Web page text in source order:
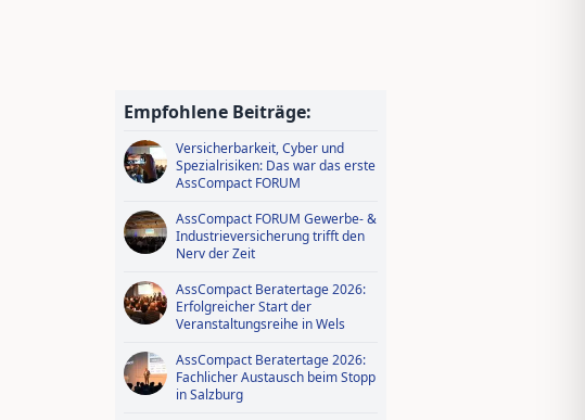
Empfohlene Beiträge:
AssCompact Live TV
Versicherbarkeit, Cyber und
Spezialrisiken: Das war das erste
AssCompact FORUM
AssCompact FORUM Gewerbe- &
Industrieversicherung trifft den
Nerv der Zeit
AssCompact Beratertage 2026:
Erfolgreicher Start der
Veranstaltungsreihe in Wels
AssCompact Beratertage 2026:
Fachlicher Austausch beim Stopp
in Salzburg